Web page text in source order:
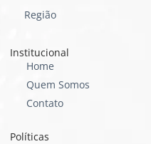
Região
Institucional
Home
Quem Somos
Contato
Políticas